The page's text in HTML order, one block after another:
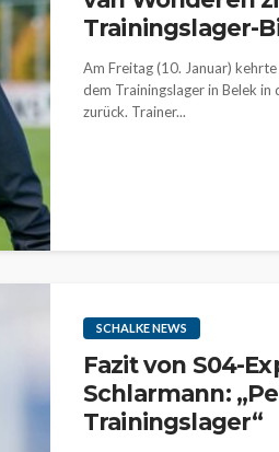
Trainingslager-
Am Freitag (10. Januar)
dem Trainingslager in Belek in
zurück. Trainer...
SCHALKE NEWS
Fazit von S04-
Schlarmann:
Trainingslager“